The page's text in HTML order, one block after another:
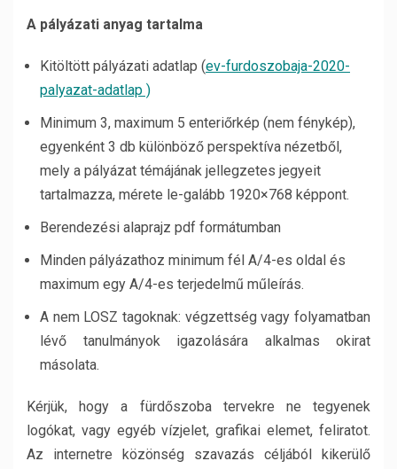
A pályázati anyag tartalma
Kitöltött pályázati adatlap (ev-furdoszobaja-2020-
palyazat-adatlap )
Minimum 3, maximum 5 enteriőrkép (nem fénykép),
egyenként 3 db különböző perspektíva nézetből,
mely a pályázat témájának jellegzetes jegyeit
tartalmazza, mérete le-galább 1920×768 képpont.
Berendezési alaprajz pdf formátumban
Minden pályázathoz minimum fél A/4-es oldal és
maximum egy A/4-es terjedelmű műleírás.
A nem LOSZ tagoknak: végzettség vagy folyamatban
lévő tanulmányok igazolására alkalmas okirat
másolata.
Kérjük, hogy a fürdőszoba tervekre ne tegyenek
logókat, vagy egyéb vízjelet, grafikai elemet, feliratot.
Az internetre közönség szavazás céljából kikerülő